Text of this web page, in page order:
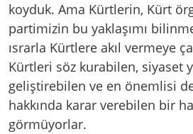
koyduk. Ama Kürtlerin, Kürt
partimizin bu yaklaşımı
ısrarla Kürtlere akıl vermeye
Kürtleri söz kurabilen, siyaset
geliştirebilen ve en önemlisi
hakkında karar verebilen bir
görmüyorlar.